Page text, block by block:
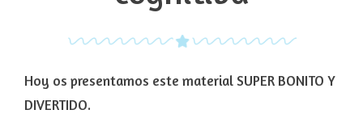
Hoy os presentamos este material SUPER BONITO Y
DIVERTIDO.